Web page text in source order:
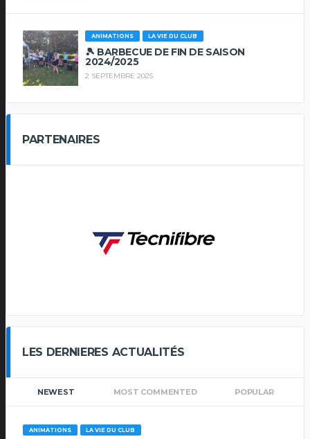
ANIMATIONS LA VIE DU CLUB
🎾 BARBECUE DE FIN DE SAISON
2024/2025
2 SEPTEMBRE 2025
PARTENAIRES
LES DERNIERES ACTUALITÉS
NEWEST MOST COMMENTED POPULAR
ANIMATIONS LA VIE DU CLUB